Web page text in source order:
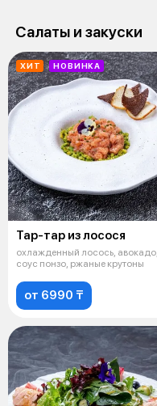
Салаты и закуски
ХИТ НОВИНКА
Тар-тар из лосося
охлажденный лосось, авокадо,
соус понзо, ржаные крутоны
от 6990 ₸